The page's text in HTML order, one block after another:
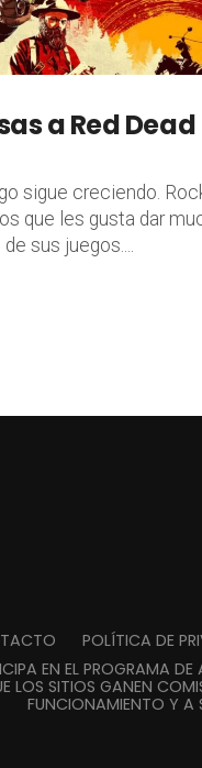
a Red Dead
sigue creciendo.
que les gusta dar
sus juegos....
POLÍTICA DE
EN EL PROGRAMA
LOS SITIOS GANEN
FUNCIONAMIENTO Y A